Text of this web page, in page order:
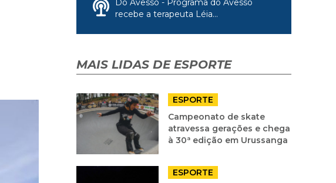
Do Avesso - Programa do Avesso
recebe a terapeuta Léia...
MAIS LIDAS DE ESPORTE
ESPORTE
Campeonato de skate
atravessa gerações e chega
à 30ª edição em Urussanga
ESPORTE